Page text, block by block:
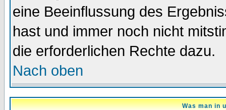
eine Beeinflussung des
hast und immer noch nicht
die erforderlichen Rechte dazu.
Nach oben
Was man in